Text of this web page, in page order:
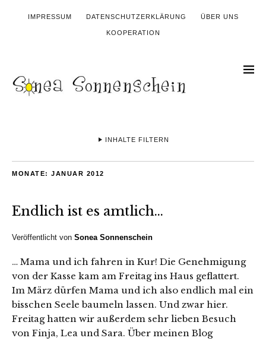
IMPRESSUM DATENSCHUTZERKLÄRUNG ÜBER UNS
KOOPERATION
INHALTE FILTERN
MONATE: JANUAR 2012
Endlich ist es amtlich…
Veröffentlicht von Sonea Sonnenschein
… Mama und ich fahren in Kur! Die Genehmigung
von der Kasse kam am Freitag ins Haus geflattert.
Im März dürfen Mama und ich also endlich mal ein
bisschen Seele baumeln lassen. Und zwar hier.
Freitag hatten wir außerdem sehr lieben Besuch
von Finja, Lea und Sara. Über meinen Blog